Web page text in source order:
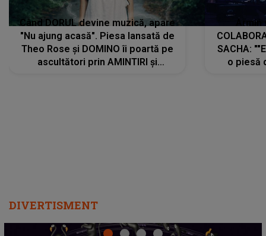
Când DORUL devine muzică, apare
"Nu ajung acasă". Piesa lansată de
Theo Rose și DOMINO îi poartă pe
ascultători prin AMINTIRI și
SACHA:
o piesă
DIVERTISMENT